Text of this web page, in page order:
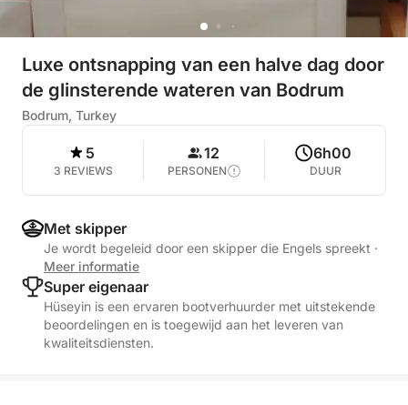
Luxe ontsnapping van een halve dag door
de glinsterende wateren van Bodrum
Bodrum, Turkey
5
3 REVIEWS
12
PERSONEN
6h00
DUUR
Met skipper
Je wordt begeleid door een skipper die Engels spreekt ·
Meer informatie
Super eigenaar
Hüseyin is een ervaren bootverhuurder met uitstekende
beoordelingen en is toegewijd aan het leveren van
kwaliteitsdiensten.